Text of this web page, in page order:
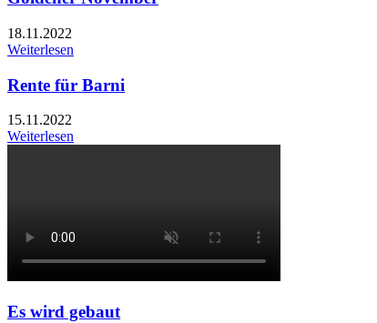
18.11.2022
Weiterlesen
Rente für Barni
15.11.2022
Weiterlesen
Es wird gebaut